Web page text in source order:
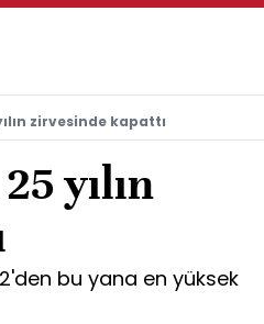
zirvesinde kapattı
yılın
bu yana en yüksek